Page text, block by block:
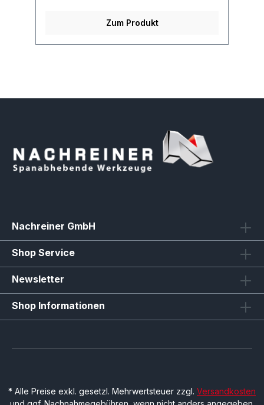
Zum Produkt
Nachreiner GmbH
Shop Service
Newsletter
Shop Informationen
* Alle Preise exkl. gesetzl. Mehrwertsteuer zzgl. Versandkosten